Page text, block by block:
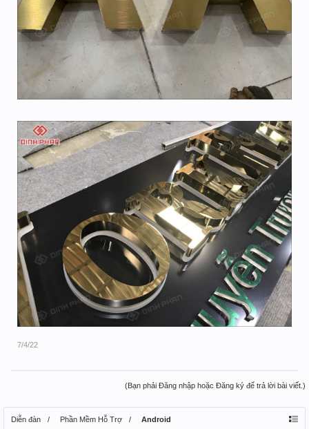
7/4/22
(Bạn phải Đăng nhập hoặc Đăng ký để trả lời bài viết.)
Diễn đàn Phần Mềm Hỗ Trợ Android